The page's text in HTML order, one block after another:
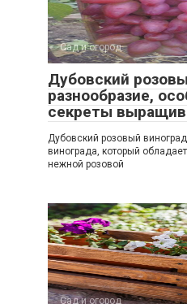
Сад и огород
Дубовский
разнообразие,
секреты
Дубовский розовый
винограда, который
нежной розовой
Сад и огород